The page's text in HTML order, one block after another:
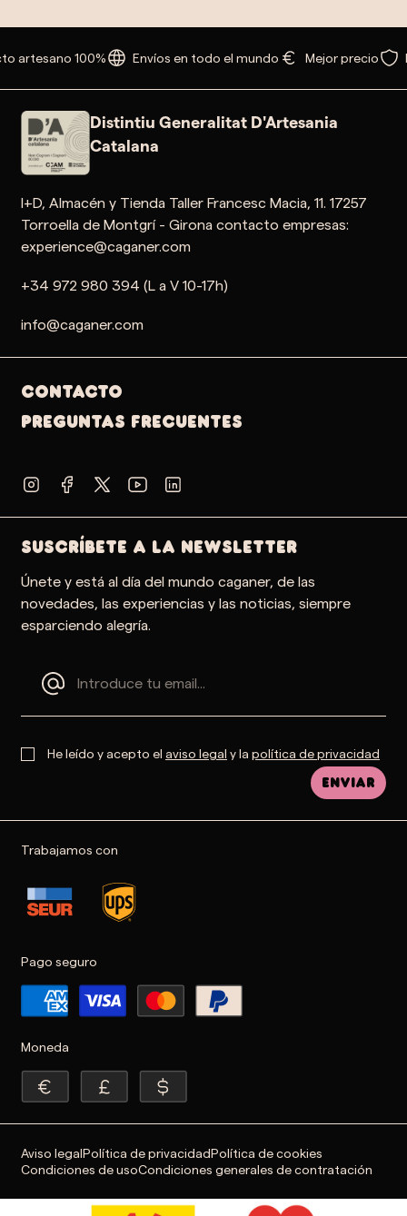
artesano 100% Envíos en todo el mundo Mejor precio
Distintiu Generalitat D'Artesania
Catalana
I+D, Almacén y Tienda Taller Francesc Macia, 11. 17257
Torroella de Montgrí - Girona contacto empresas:
experience@caganer.com
+34 972 980 394 (L a V 10-17h)
info@caganer.com
Contacto
PREGUNTAS FRECUENTES
SUSCRÍBETE A LA NEWSLETTER
Únete y está al día del mundo caganer, de las
novedades, las experiencias y las noticias, siempre
esparciendo alegría.
He leído y acepto el aviso legal y la política de privacidad
Enviar
Trabajamos con
Pago seguro
Moneda
Aviso legalPolítica de privacidadPolítica de cookies
Condiciones de usoCondiciones generales de contratación